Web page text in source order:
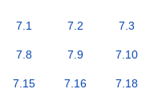
7.1 7.2 7.3
7.8 7.9 7.10
7.15 7.16 7.18